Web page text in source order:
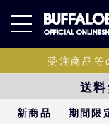
受注商品等
送
新商品 期間限